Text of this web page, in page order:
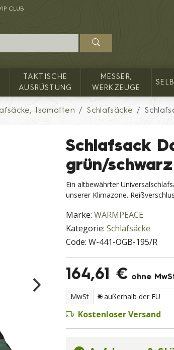
CLUB
TAKTISCHE
AUSRÜSTUNG
MESSER,
WERKZEUGE
Isomatten Schlafsäcke
Schlafsack
grün/
Ein altbewährter
unserer Klimazone.
Marke: WARMPEACE
Kategorie: Schlafsäcke
Code: W-441-OGB-195/R
164,61 € ohne
MwSt
Kostenloser Versand